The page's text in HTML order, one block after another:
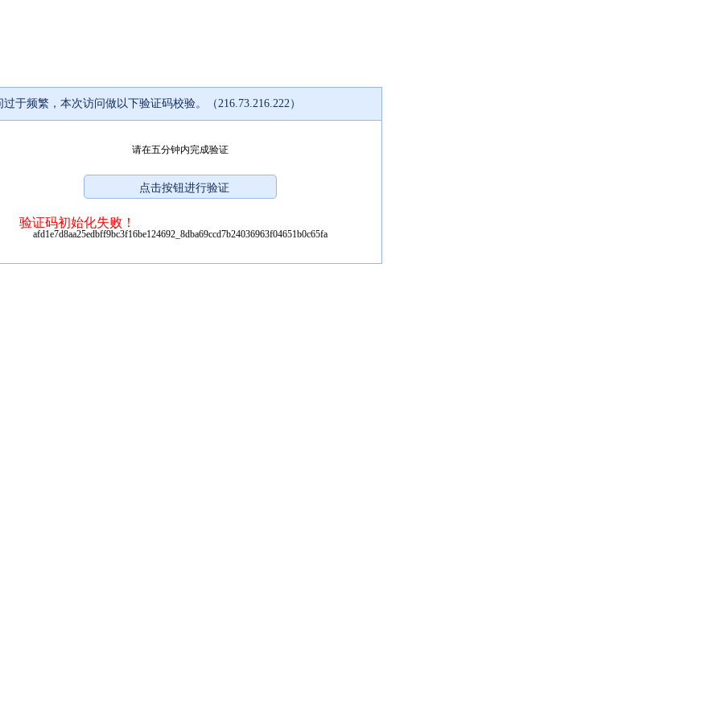
过于频繁，本次访问做以下验证码校验。（216.73.216.222）
请在五分钟内完成验证
验证码初始化失败！
afd1e7d8aa25edbff9bc3f16be124692_8dba69ccd7b24036963f04651b0c65fa